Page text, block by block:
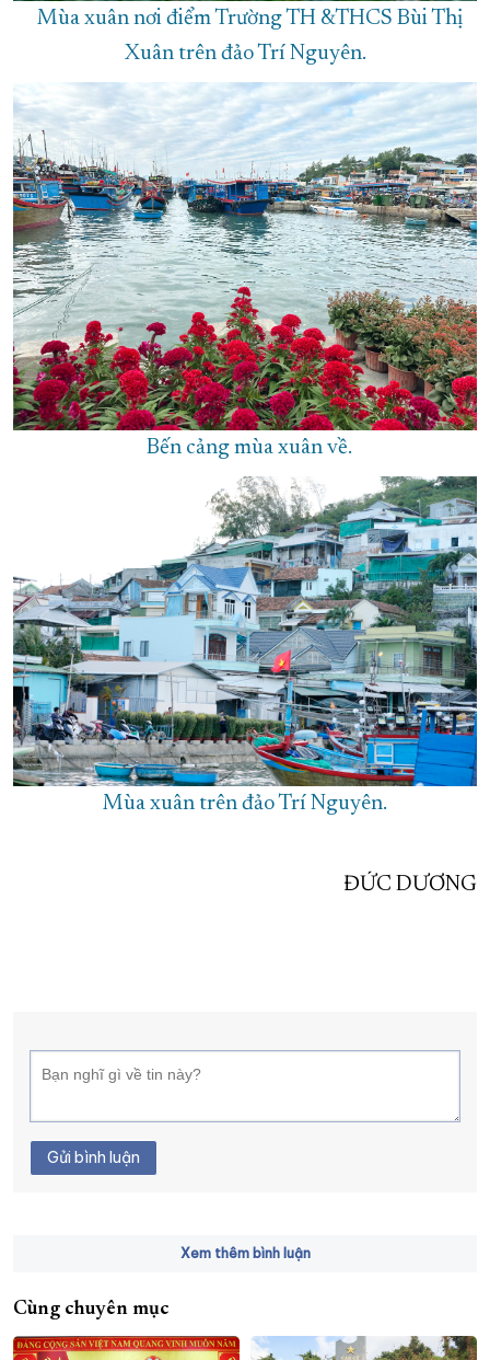
Mùa xuân nơi điểm Trường TH &THCS Bùi Thị
Xuân trên đảo Trí Nguyên.
Bến cảng mùa xuân về.
Mùa xuân trên đảo Trí Nguyên.
ĐỨC DƯƠNG
Gửi bình luận
Xem thêm bình luận
Cùng chuyên mục